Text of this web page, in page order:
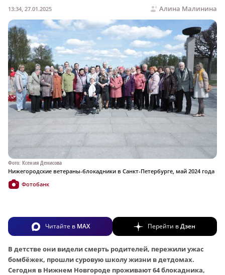
Алина Малинина
13:34, 27.01.2025
Фото: Ксения Денисова
Нижегородские ветераны-блокадники в Санкт-Петербурге, май 2024 года
Фотобанк
Читайте в MAX Перейти вДзен
В детстве они видели смерть родителей, пережили ужас
бомбёжек, прошли суровую школу жизни в детдомах.
Сегодня в Нижнем Новгороде проживают 64 блокадника,